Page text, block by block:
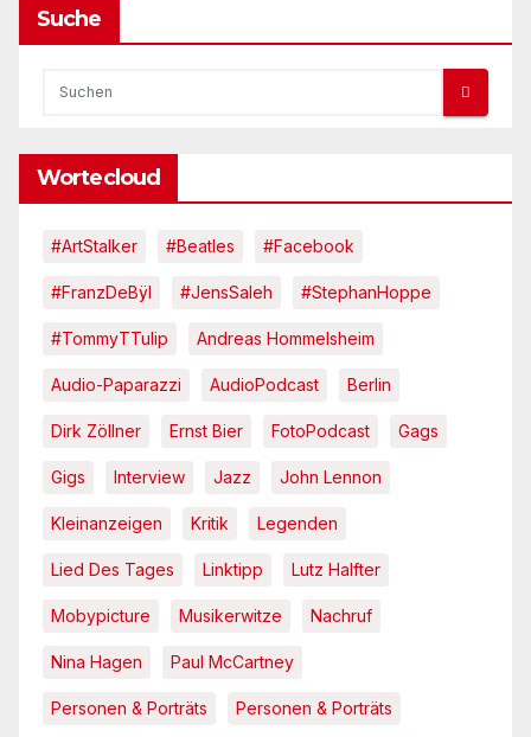
Suche
Wortecloud
#ArtStalker #Beatles #Facebook
#FranzDeBÿl #JensSaleh #StephanHoppe
#TommyTTulip Andreas Hommelsheim
Audio-Paparazzi AudioPodcast Berlin
Dirk Zöllner Ernst Bier FotoPodcast Gags
Gigs Interview Jazz John Lennon
Kleinanzeigen Kritik Legenden
Lied Des Tages Linktipp Lutz Halfter
Mobypicture Musikerwitze Nachruf
Nina Hagen Paul McCartney
Personen & Porträts Personen & Porträts